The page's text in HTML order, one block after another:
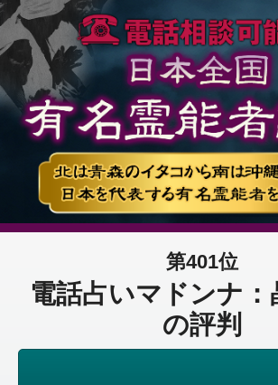
第401位
電話占いマドンナ
の評判